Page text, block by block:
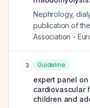
Nephrology,
publication of
Association -
3 Guideline
expert panel
cardiovascular
children and